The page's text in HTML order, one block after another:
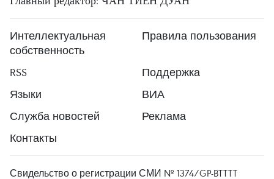
Интеллектуальная
собственность
Правила пользования
RSS
Поддержка
Языки
ВИА
Служба новостей
Реклама
Контакты
Свидельство о регистрации СМИ № 1374/GP-BTTTT